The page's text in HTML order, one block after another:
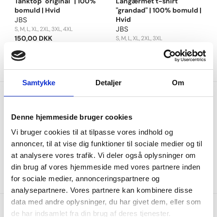
Samtykke Detaljer Om
Denne hjemmeside bruger cookies
Vi bruger cookies til at tilpasse vores indhold og
annoncer, til at vise dig funktioner til sociale medier og til
at analysere vores trafik. Vi deler også oplysninger om
din brug af vores hjemmeside med vores partnere inden
for sociale medier, annonceringspartnere og
analysepartnere. Vores partnere kan kombinere disse
data med andre oplysninger, du har givet dem, eller som
de har indsamlet fra din brug af deres tjenester.
bomuld | Hvid
JBS
S M L XL 2XL 3XL 4XL
150,00 DKK
"grandad" | 100% bomuld |
Hvid
JBS
S M L XL 2XL 3XL
Gratis fragt